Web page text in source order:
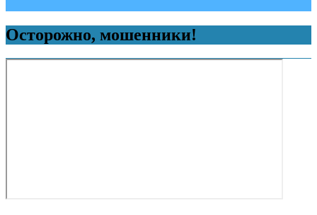
Осторожно, мошенники!